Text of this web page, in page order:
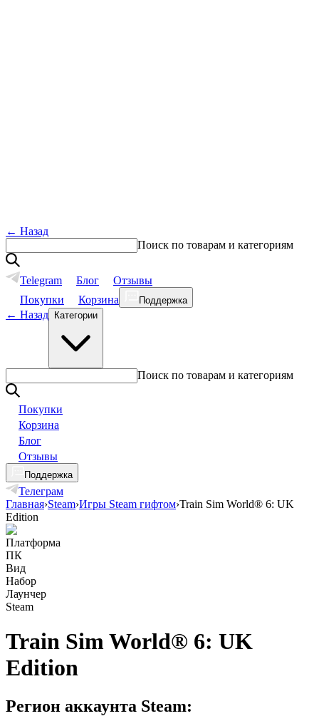
← Назад
Поиск по товарам и категориям
Telegram Блог
Отзывы
Покупки
Корзина Поддержка
← Назад Категории
Поиск по товарам и категориям
Покупки
Корзина
Блог
Отзывы
Поддержка
Телеграм
Главная›Steam›Игры Steam гифтом›Train Sim World® 6: UK
Edition
Платформа
ПК
Вид
Набор
Лаунчер
Steam
Train Sim World® 6: UK
Edition
Регион аккаунта Steam: